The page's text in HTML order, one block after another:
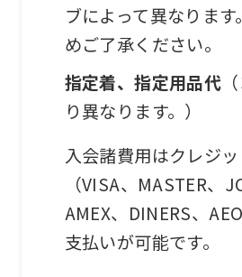
ブによって異なります
めご了承ください。
指定着、指定用品代
り異なります。）
入会諸費用はクレジ
（VISA、MASTER、
AMEX、DINERS、
支払いが可能です。
may
not
be
an
The
may